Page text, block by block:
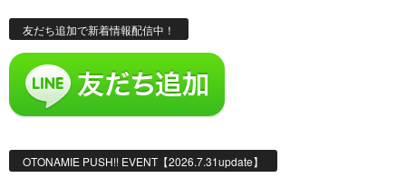
友だち追加で新着情報配信中！
OTONAMIE PUSH!! EVENT【2026.7.31update】